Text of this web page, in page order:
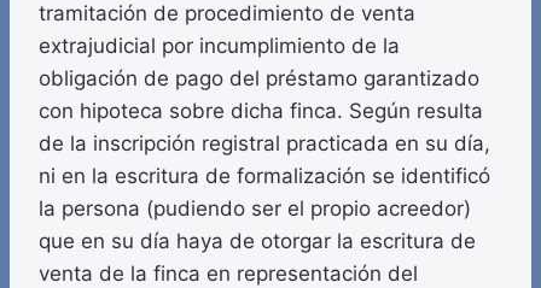
tramitación de procedimiento de venta
extrajudicial por incumplimiento de la
obligación de pago del préstamo garantizado
con hipoteca sobre dicha finca. Según resulta
de la inscripción registral practicada en su día,
ni en la escritura de formalización se identificó
la persona (pudiendo ser el propio acreedor)
que en su día haya de otorgar la escritura de
venta de la finca en representación del